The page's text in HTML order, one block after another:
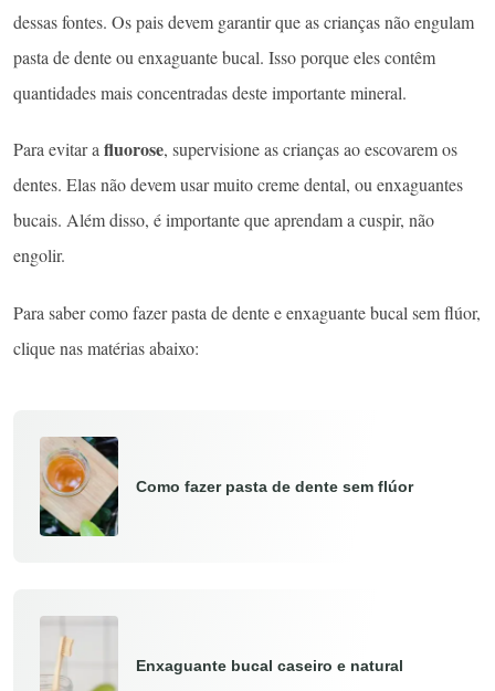
dessas fontes. Os pais devem garantir que as crianças não engulam
pasta de dente ou enxaguante bucal. Isso porque eles contêm
quantidades mais concentradas deste importante mineral.
Para evitar afluorose, supervisione as crianças ao escovarem os
dentes. Elas não devem usar muito creme dental, ou enxaguantes
bucais. Além disso, é importante que aprendam a cuspir, não
engolir.
Para saber como fazer pasta de dente e enxaguante bucal sem flúor,
clique nas matérias abaixo:
Como fazer pasta de dente sem flúor
Enxaguante bucal caseiro e natural